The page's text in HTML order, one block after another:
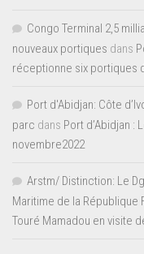
Congo Terminal 2,5
nouveaux portiques dans
réceptionne six portiques
Port d'Abidjan: Côte
parc dans Port d’Abidjan :
novembre2022
Arstm/ Distinction: Le
Maritime de la République
Touré Mamadou en visite